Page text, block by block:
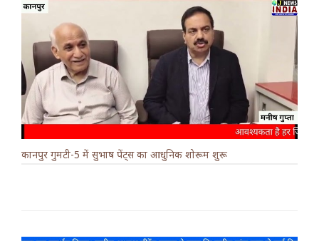
कानपुर गुमटी-5 में सुभाष पेंट्स का आधुनिक शोरूम शुरू